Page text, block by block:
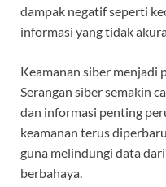
dampak negatif seperti
informasi yang tidak
Keamanan siber menjadi
Serangan siber semakin
dan informasi penting
keamanan terus
guna melindungi data
berbahaya.